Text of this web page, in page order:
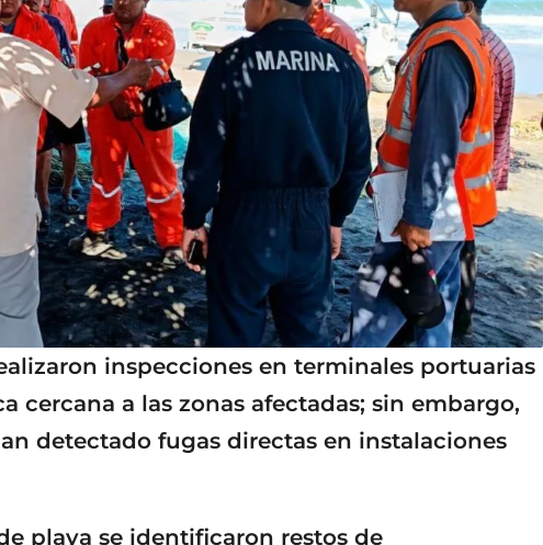
inspecciones en terminales portuarias
cercana a las zonas afectadas; sin embargo,
detectado fugas directas en instalaciones
playa se identificaron restos de